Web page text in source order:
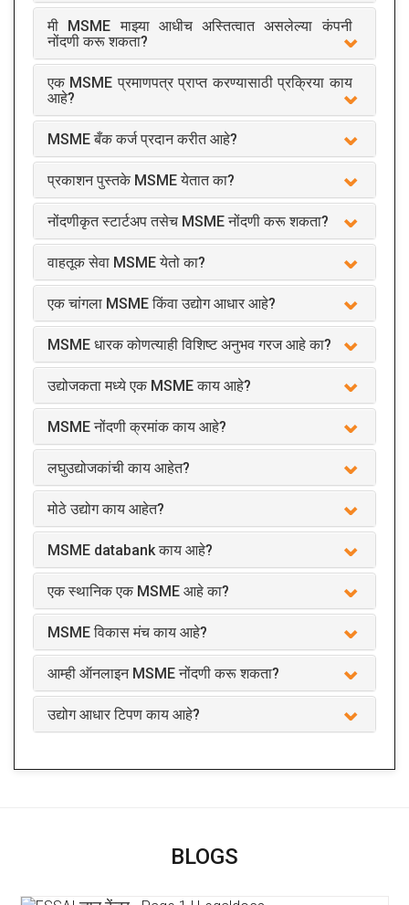
मी MSME माझ्या आधीच अस्तित्वात असलेल्या कंपनी
नोंदणी करू शकता?
एक MSME प्रमाणपत्र प्राप्त करण्यासाठी प्रक्रिया काय
आहे?
MSME बँक कर्ज प्रदान करीत आहे?
प्रकाशन पुस्तके MSME येतात का?
नोंदणीकृत स्टार्टअप तसेच MSME नोंदणी करू शकता?
वाहतूक सेवा MSME येतो का?
एक चांगला MSME किंवा उद्योग आधार आहे?
MSME धारक कोणत्याही विशिष्ट अनुभव गरज आहे का?
उद्योजकता मध्ये एक MSME काय आहे?
MSME नोंदणी क्रमांक काय आहे?
लघुउद्योजकांची काय आहेत?
मोठे उद्योग काय आहेत?
MSME databank काय आहे?
एक स्थानिक एक MSME आहे का?
MSME विकास मंच काय आहे?
आम्ही ऑनलाइन MSME नोंदणी करू शकता?
उद्योग आधार टिपण काय आहे?
BLOGS